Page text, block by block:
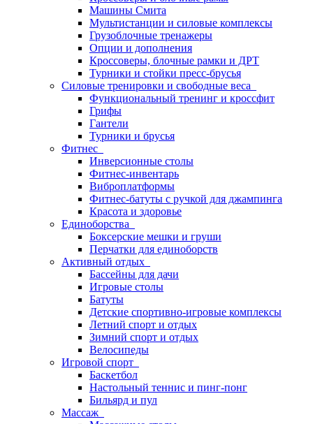
Машины Смита
Мультистанции и силовые комплексы
Грузоблочные тренажеры
Опции и дополнения
Кроссоверы, блочные рамки и ДРТ
Турники и стойки пресс-брусья
Силовые тренировки и свободные веса
Функциональный тренинг и кроссфит
Грифы
Гантели
Турники и брусья
Фитнес
Инверсионные столы
Фитнес-инвентарь
Виброплатформы
Фитнес-батуты с ручкой для джампинга
Красота и здоровье
Единоборства
Боксерские мешки и груши
Перчатки для единоборств
Активный отдых
Бассейны для дачи
Игровые столы
Батуты
Детские спортивно-игровые комплексы
Летний спорт и отдых
Зимний спорт и отдых
Велосипеды
Игровой спорт
Баскетбол
Настольный теннис и пинг-понг
Бильярд и пул
Массаж